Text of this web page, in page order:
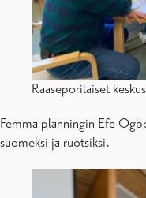
Raaseporilaiset
Femma planningin Efe
suomeksi ja ruotsiksi.